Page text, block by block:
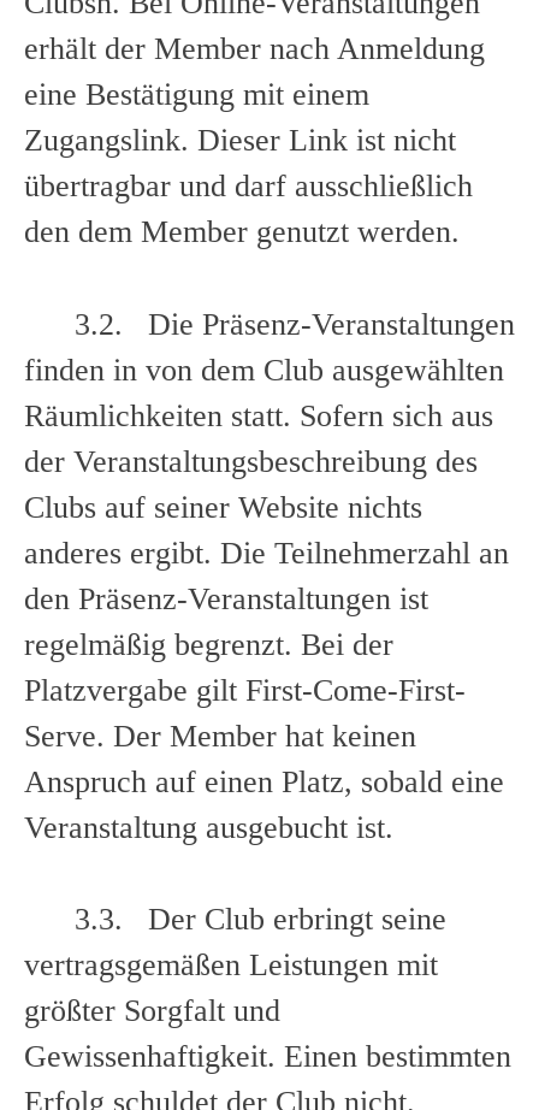
erhält der Member nach Anmeldung
eine Bestätigung mit einem
Zugangslink. Dieser Link ist nicht
übertragbar und darf ausschließlich
den dem Member genutzt werden.
3.2. Die Präsenz-Veranstaltungen
finden in von dem Club ausgewählten
Räumlichkeiten statt. Sofern sich aus
der Veranstaltungsbeschreibung des
Clubs auf seiner Website nichts
anderes ergibt. Die Teilnehmerzahl an
den Präsenz-Veranstaltungen ist
regelmäßig begrenzt. Bei der
Platzvergabe gilt First-Come-First-
Serve. Der Member hat keinen
Anspruch auf einen Platz, sobald eine
Veranstaltung ausgebucht ist.
3.3. Der Club erbringt seine
vertragsgemäßen Leistungen mit
größter Sorgfalt und
Gewissenhaftigkeit. Einen bestimmten
Erfolg schuldet der Club nicht.